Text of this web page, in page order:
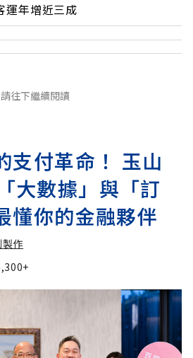
運年增近三成
請往下繼續閱讀
支付革命！ 玉山
大數據」與「訂
懂你的金融夥伴
作